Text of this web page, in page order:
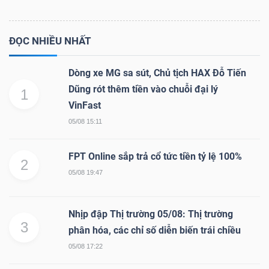
ĐỌC NHIỀU NHẤT
1
Dòng xe MG sa sút, Chủ tịch HAX Đỗ Tiến
Dũng rót thêm tiền vào chuỗi đại lý
VinFast
05/08 15:11
2
FPT Online sắp trả cổ tức tiền tỷ lệ 100%
05/08 19:47
3
Nhịp đập Thị trường 05/08: Thị trường
phân hóa, các chỉ số diễn biến trái chiều
05/08 17:22
Dữ